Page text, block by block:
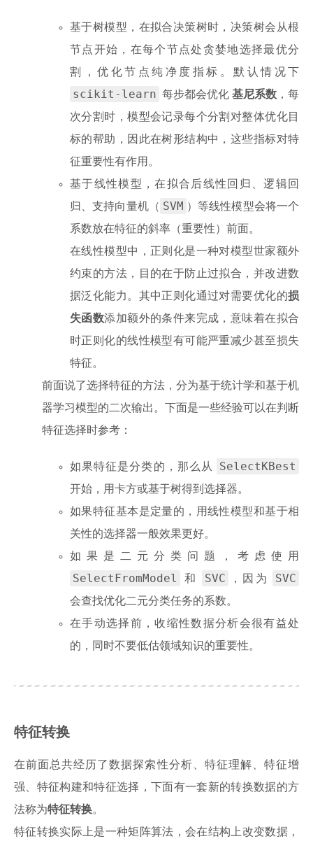
基于树模型，在拟合决策树时，决策树会从根
节点开始，在每个节点处贪婪地选择最优分
割，优化节点纯净度指标。默认情况下
scikit-learn 每步都会优化 基尼系数 ，每
次分割时，模型会记录每个分割对整体优化目
标的帮助，因此在树形结构中，这些指标对特
征重要性有作用。
基于线性模型，在拟合后线性回归、逻辑回
归、支持向量机（ SVM ）等线性模型会将一个
系数放在特征的斜率（重要性）前面。
在线性模型中，正则化是一种对模型世家额外
约束的方法，目的在于防止过拟合，并改进数
据泛化能力。其中正则化通过对需要优化的损
失函数添加额外的条件来完成，意味着在拟合
时正则化的线性模型有可能严重减少甚至损失
特征。
前面说了选择特征的方法，分为基于统计学和基于机
器学习模型的二次输出。下面是一些经验可以在判断
特征选择时参考：
如果特征是分类的，那么从 SelectKBest
开始，用卡方或基于树得到选择器。
如果特征基本是定量的，用线性模型和基于相
关性的选择器一般效果更好。
如果是二元分类问题，考虑使用
SelectFromModel 和 SVC ，因为 SVC
会查找优化二元分类任务的系数。
在手动选择前，收缩性数据分析会很有益处
的，同时不要低估领域知识的重要性。
特征转换
在前面总共经历了数据探索性分析、特征理解、特征增
强、特征构建和特征选择，下面有一套新的转换数据的方
法称为特征转换。
特征转换实际上是一种矩阵算法，会在结构上改变数据，